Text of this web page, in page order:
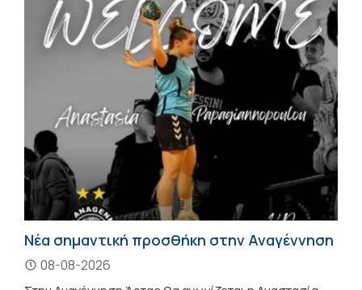
Νέα σημαντική προσθήκη στην Αναγέννηση
08-08-2026